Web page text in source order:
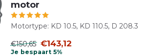
motor
Motortype: KD 10.5, KD 110.5, D 208.3
€150,65 €143,12
Je bespaart 5%